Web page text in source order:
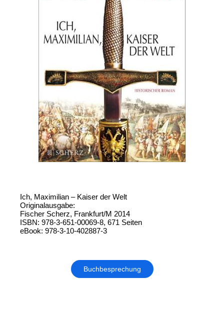
Ich, Maximilian – Kaiser der Welt
Originalausgabe:
Fischer Scherz, Frankfurt/M 2014
ISBN: 978-3-651-00069-8, 671 Seiten
eBook: 978-3-10-402887-3
Buchbesprechung